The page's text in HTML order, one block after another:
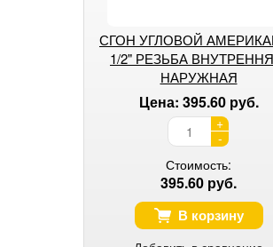
СГОН УГЛОВОЙ
1/2" РЕЗЬБА
НАРУЖНАЯ
Цена: 395.60 руб.
+
-
Стоимость:
395.60 руб.
В корзину